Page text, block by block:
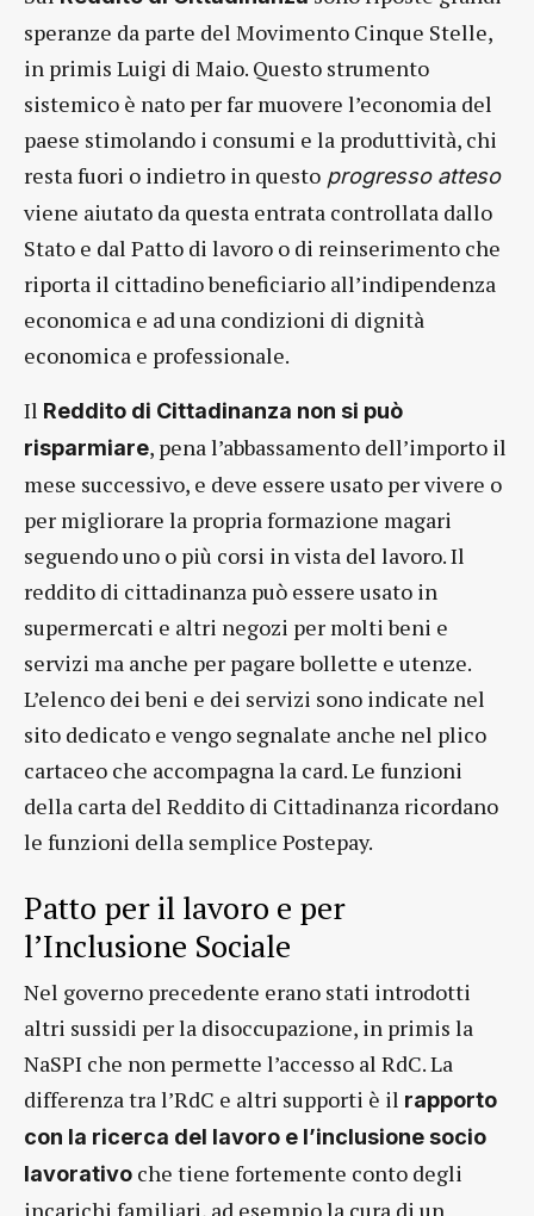
speranze da parte del Movimento Cinque Stelle,
in primis Luigi di Maio. Questo strumento
sistemico è nato per far muovere l’economia del
paese stimolando i consumi e la produttività, chi
resta fuori o indietro in questo progresso atteso
viene aiutato da questa entrata controllata dallo
Stato e dal Patto di lavoro o di reinserimento che
riporta il cittadino beneficiario all’indipendenza
economica e ad una condizioni di dignità
economica e professionale.
Il Reddito di Cittadinanza non si può
risparmiare, pena l’abbassamento dell’importo il
mese successivo, e deve essere usato per vivere o
per migliorare la propria formazione magari
seguendo uno o più corsi in vista del lavoro. Il
reddito di cittadinanza può essere usato in
supermercati e altri negozi per molti beni e
servizi ma anche per pagare bollette e utenze.
L’elenco dei beni e dei servizi sono indicate nel
sito dedicato e vengo segnalate anche nel plico
cartaceo che accompagna la card. Le funzioni
della carta del Reddito di Cittadinanza ricordano
le funzioni della semplice Postepay.
Patto per il lavoro e per
l’Inclusione Sociale
Nel governo precedente erano stati introdotti
altri sussidi per la disoccupazione, in primis la
NaSPI che non permette l’accesso al RdC. La
differenza tra l’RdC e altri supporti è il rapporto
con la ricerca del lavoro e l’inclusione socio
lavorativo che tiene fortemente conto degli
incarichi familiari, ad esempio la cura di un